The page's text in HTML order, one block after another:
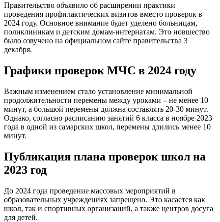
Правительство объявило об расширении практики
проведения профилактических визитов вместо проверок в
2024 году. Основное внимание будет уделено больницам,
поликлиникам и детским домам-интернатам. Это новшество
было озвучено на официальном сайте правительства 3
декабря.
Графики проверок МЧС в 2024 году
Важным изменением стало установление минимальной
продолжительности перемены между уроками – не менее 10
минут, а большой перемены должна составлять 20-30 минут.
Однако, согласно расписанию занятий 6 класса в ноябре 2023
года в одной из самарских школ, перемены длились менее 10
минут.
Публикация плана проверок школ на
2023 год
До 2024 года проведение массовых мероприятий в
образовательных учреждениях запрещено. Это касается как
школ, так и спортивных организаций, а также центров досуга
для детей.